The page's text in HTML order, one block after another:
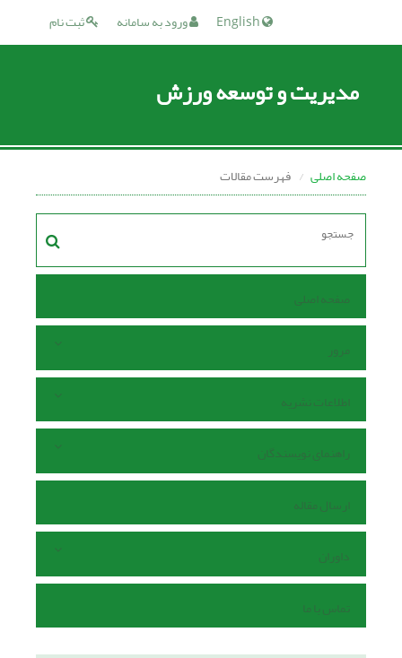
ثبت نام ورود به سامانه
مدیریت و توسعه ورزش
صفحه اصلی فهرست مقالات
صفحه اصلی
مرور
اطلاعات نشریه
راهنمای نویسندگان
ارسال مقاله
داوران
تماس با ما